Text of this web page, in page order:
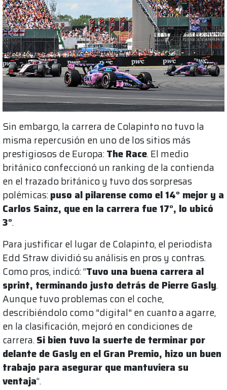
Sin embargo, la carrera de Colapinto no tuvo la
misma repercusión en uno de los sitios más
prestigiosos de Europa:The Race. El medio
británico confeccionó un ranking de la contienda
en el trazado británico y tuvo dos sorpresas
polémicas:puso al pilarense como el 14° mejor y a
Carlos Sainz, que en la carrera fue 17°, lo ubicó
3°.
Para justificar el lugar de Colapinto, el periodista
Edd Straw dividió su análisis en pros y contras.
Como pros, indicó: “Tuvo una buena carrera al
sprint, terminando justo detrás de Pierre Gasly.
Aunque tuvo problemas con el coche,
describiéndolo como "digital" en cuanto a agarre,
en la clasificación, mejoró en condiciones de
carrera.Si bien tuvo la suerte de terminar por
delante de Gasly en el Gran Premio, hizo un buen
trabajo para asegurar que mantuviera su
ventaja”.